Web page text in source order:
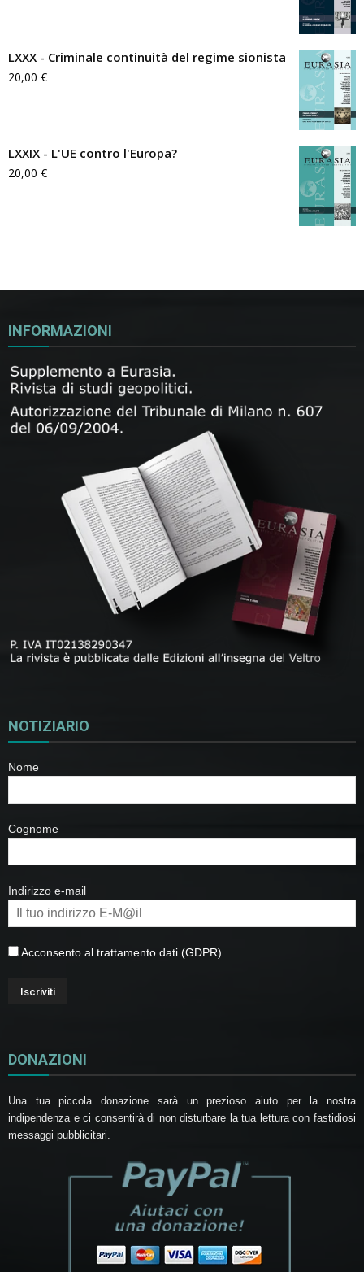
LXXX - Criminale continuità del regime sionista
20,00 €
LXXIX - L'UE contro l'Europa?
20,00 €
INFORMAZIONI
NOTIZIARIO
Nome
Cognome
Indirizzo e-mail
Acconsento al trattamento dati (GDPR)
DONAZIONI
Una tua piccola donazione sarà un prezioso aiuto per la nostra
indipendenza e ci consentirà di non disturbare la tua lettura con fastidiosi
messaggi pubblicitari.